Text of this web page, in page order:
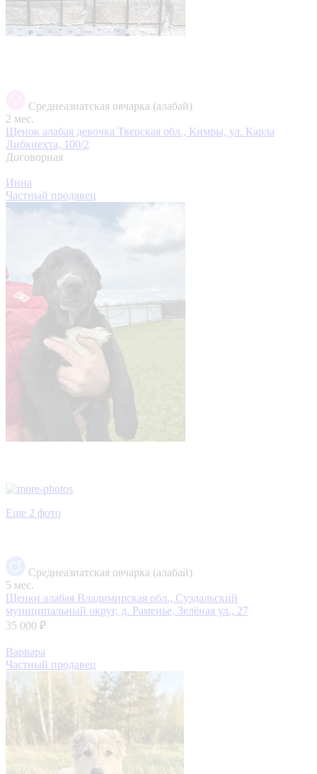
Среднеазиатская овчарка (алабай)
2 мес.
Щенок алабая девочка Тверская обл., Кимры, ул. Карла
Либкнехта, 100/2
Договорная
Инна
Частный продавец
Еще 2 фото
Среднеазиатская овчарка (алабай)
5 мес.
Щенки алабая Владимирская обл., Суздальский
муниципальный округ, д. Раменье, Зелёная ул., 27
35 000 ₽
Варвара
Частный продавец